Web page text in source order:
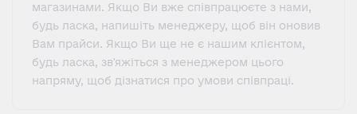
магазинами. Якщо Ви вже співпрацюєте з нами,
будь ласка, напишіть менеджеру, щоб він оновив
Вам прайси. Якщо Ви ще не є нашим клієнтом,
будь ласка, зв'яжіться з менеджером цього
напряму, щоб дізнатися про умови співпраці.